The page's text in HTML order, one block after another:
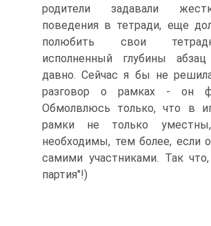
родители задавали
поведения в тетради, еще
полюбить свои
исполненный глубины
давно. Сейчас я бы не
разговор о рамках - он
Обмолвлюсь только, что в
рамки не только
необходимы, тем более, если
самими участниками. Так
партия"!)